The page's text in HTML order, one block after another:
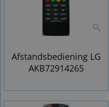
Afstandsbediening LG
AKB72914265